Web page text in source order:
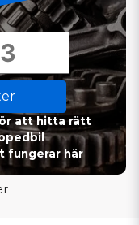
att hitta rätt
fungerar här